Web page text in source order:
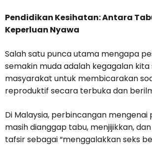
Pendidikan Kesihatan: Antara
Keperluan Nyawa
Salah satu punca utama mengapa
semakin muda adalah kegagalan
masyarakat untuk membicarakan
reproduktif secara terbuka dan
Di Malaysia, perbincangan mengenai
masih dianggap tabu, menjijikkan,
tafsir sebagai “menggalakkan seks